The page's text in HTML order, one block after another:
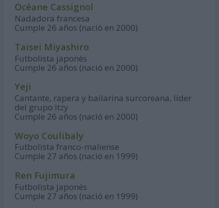
Océane Cassignol
Nadadora francesa
Cumple 26 años (nació en 2000)
Taisei Miyashiro
Futbolista japonés
Cumple 26 años (nació en 2000)
Yeji
Cantante, rapera y bailarina surcoreana, líder
del grupo Itzy
Cumple 26 años (nació en 2000)
Woyo Coulibaly
Futbolista franco-maliense
Cumple 27 años (nació en 1999)
Ren Fujimura
Futbolista japonés
Cumple 27 años (nació en 1999)